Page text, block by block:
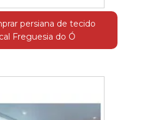
persiana de tecido
Freguesia do Ó